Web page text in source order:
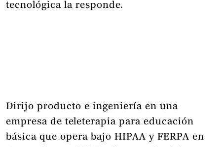
tecnológica la responde.
Dirijo producto e ingeniería en una
empresa de teleterapia para educación
básica que opera bajo HIPAA y FERPA en